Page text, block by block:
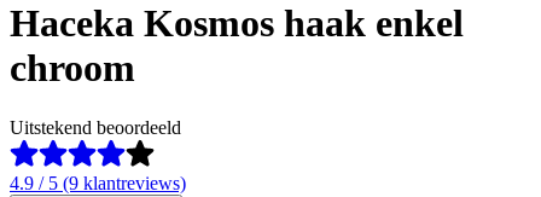
Haceka Kosmos haak enkel
chroom
Uitstekend beoordeeld
4.9 / 5 (9 klantreviews)